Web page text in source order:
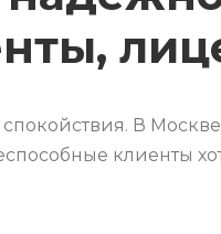
В
клиенты